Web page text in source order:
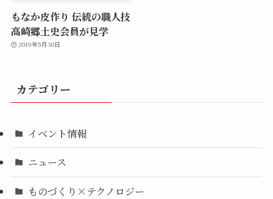
もなか皮作り 伝統の職人技
高崎郷土史会員が見学
2019年5月30日
カテゴリー
イベント情報
ニュース
ものづくり×テクノロジー